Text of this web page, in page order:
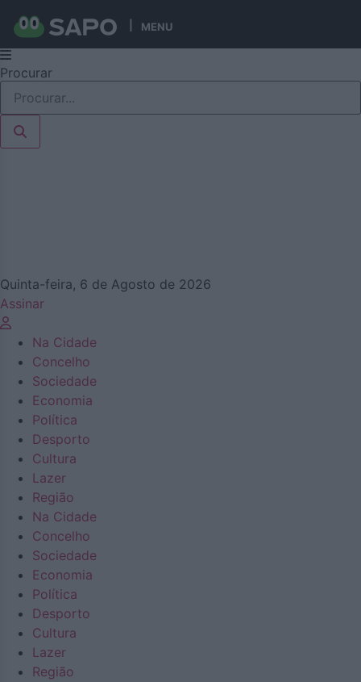
MENU
Pular
para
conteúdo
Procurar
Quinta-feira, 6 de Agosto de 2026
Assinar
Na Cidade
Concelho
Sociedade
Economia
Política
Desporto
Cultura
Lazer
Região
Na Cidade
Concelho
Sociedade
Economia
Política
Desporto
Cultura
Lazer
Região